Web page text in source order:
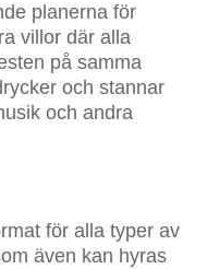
planerna för
villor där alla
på samma
och stannar
och andra
för alla typer av
även kan hyras